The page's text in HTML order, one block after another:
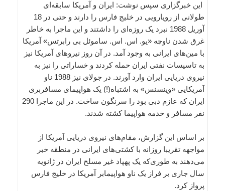
این خبرگزاری سپس نوشت: ایران و آمریکا سابقه‌ای
طولانی از رویارویی در خلیج فارس را دارند و حتی در 18
آوریل 1988 نبرد یک روزه‌ای را داشتند و این ماجرا به خاطر
غرق شدن ناوچه «یو. اس. اس. ساموئل بی رابرتس» آمریکا
با مین‌های ایرانی به وجود آمد. در آن روز نیروهای آمریکا نیز
به تاسیسات نفتی ایران حمله کردند و خساراتی را نیز به
نیروی دریایی ایران وارد آورند. در جولای نیز 1988 ناو
آمریکایی «وینسنس» به اشتباه(!) یک هواپیمای مسافربری
ایران که عازم دبی بود را سرنگون ساخت. در این ماجرا 290
نفر مسافر و خدمه هواپیما کشته شدند.
بر اساس این گزارش، مقام‌های نیروی دریایی آمریکا از
مواجهه تقریبا روزانه با کشتی‌های ایرانی در منطقه خبر
می‌دهند به طوری‌که یک پهپاد غیر مسلح ایران در ژانویه
سال جاری بر فراز یک ناو هواپیمابر آمریکا در خلیج فارس
پرواز کرد.